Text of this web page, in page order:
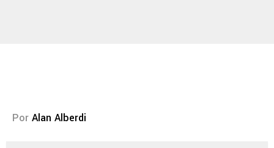
Por Alan Alberdi